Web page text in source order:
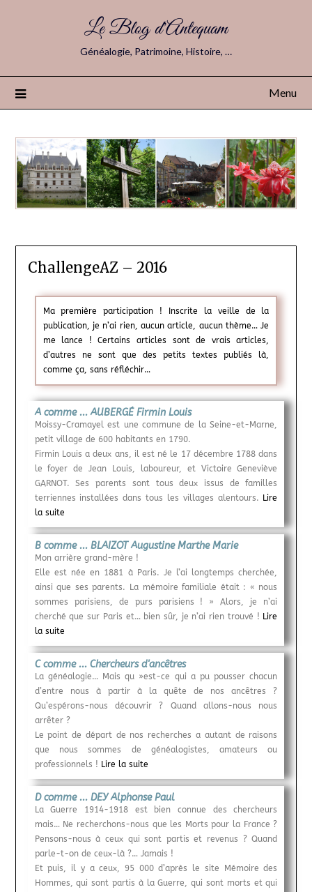
Le Blog d'Antequam
Généalogie, Patrimoine, Histoire, …
Menu
ChallengeAZ – 2016
Ma première participation ! Inscrite la veille de la
publication, je n’ai rien, aucun article, aucun thème… Je
me lance ! Certains articles sont de vrais articles,
d’autres ne sont que des petits textes publiés là,
comme ça, sans réfléchir…
A comme ... AUBERGÉ Firmin Louis
Moissy-Cramayel est une commune de la Seine-et-Marne,
petit village de 600 habitants en 1790.
Firmin Louis a deux ans, il est né le 17 décembre 1788 dans
le foyer de Jean Louis, laboureur, et Victoire Geneviève
GARNOT. Ses parents sont tous deux issus de familles
terriennes installées dans tous les villages alentours. Lire
la suite
B comme ... BLAIZOT Augustine Marthe Marie
Mon arrière grand-mère !
Elle est née en 1881 à Paris. Je l’ai longtemps cherchée,
ainsi que ses parents. La mémoire familiale était : « nous
sommes parisiens, de purs parisiens ! » Alors, je n’ai
cherché que sur Paris et… bien sûr, je n’ai rien trouvé ! Lire
la suite
C comme ... Chercheurs d'ancêtres
La généalogie… Mais qu »est-ce qui a pu pousser chacun
d’entre nous à partir à la quête de nos ancêtres ?
Qu’espérons-nous découvrir ? Quand allons-nous nous
arrêter ?
Le point de départ de nos recherches a autant de raisons
que nous sommes de généalogistes, amateurs ou
professionnels ! Lire la suite
D comme ... DEY Alphonse Paul
La Guerre 1914-1918 est bien connue des chercheurs
mais… Ne recherchons-nous que les Morts pour la France ?
Pensons-nous à ceux qui sont partis et revenus ? Quand
parle-t-on de ceux-là ?… Jamais !
Et puis, il y a ceux, 95 000 d’après le site Mémoire des
Hommes, qui sont partis à la Guerre, qui sont morts et qui